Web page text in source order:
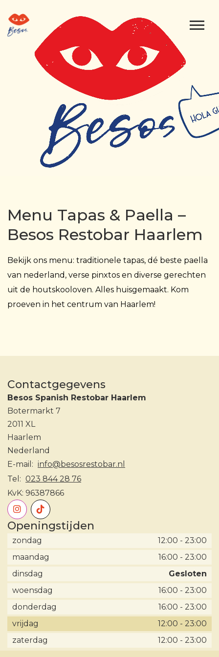
Menu Tapas & Paella –
Besos Restobar Haarlem
Bekijk ons menu: traditionele tapas, dé beste paella
van nederland, verse pinxtos en diverse gerechten
uit de houtskooloven. Alles huisgemaakt. Kom
proeven in het centrum van Haarlem!
Contactgegevens
Besos Spanish Restobar Haarlem
Botermarkt 7
2011 XL
Haarlem
Nederland
E-mail: info@besosrestobar.nl
Tel: 023 844 28 76
KvK: 96387866
Openingstijden
zondag 12:00 - 23:00
maandag
16:00 - 23:00
dinsdag
Gesloten
woensdag
16:00 - 23:00
donderdag
16:00 - 23:00
vrijdag
12:00 - 23:00
zaterdag
12:00 - 23:00